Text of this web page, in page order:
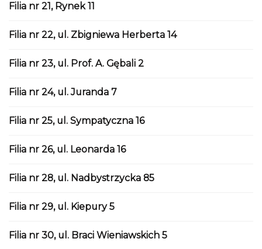
Filia nr 21, Rynek 11
Filia nr 22, ul. Zbigniewa Herberta 14
Filia nr 23, ul. Prof. A. Gębali 2
Filia nr 24, ul. Juranda 7
Filia nr 25, ul. Sympatyczna 16
Filia nr 26, ul. Leonarda 16
Filia nr 28, ul. Nadbystrzycka 85
Filia nr 29, ul. Kiepury 5
Filia nr 30, ul. Braci Wieniawskich 5